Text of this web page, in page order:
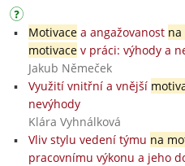
Motivacea angažovanost na
motivacev práci: výhody a
Jakub Němeček
Využití vnitřní a vnější
nevýhody
Klára Vyhnálková
Vliv stylu vedení týmu na
pracovnímu výkonu a jeho